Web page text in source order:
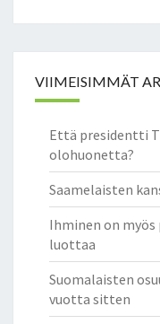
VIIMEISIMMÄT
Että presidentti
olohuonetta?
Saamelaisten
Ihminen on
luottaa
Suomalaisten
vuotta sitten